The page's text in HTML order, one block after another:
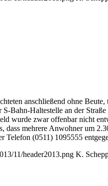
anschließend ohne
Bahn-Haltestelle an der
wurde zwar offenbar nicht
dass mehrere Anwohner um
Telefon (0511) 1095555
11/header2013.png K.